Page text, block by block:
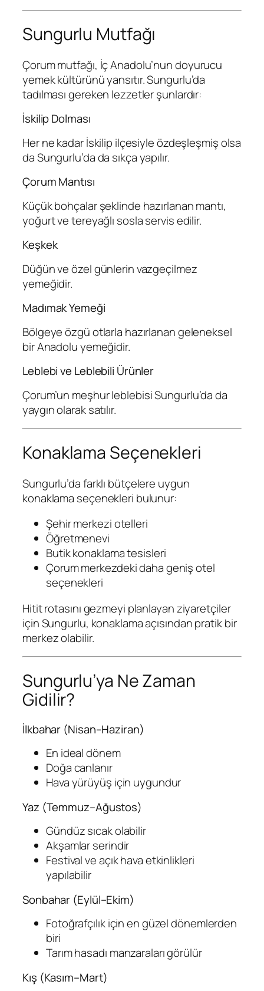
Sungurlu Mutfağı
Çorum mutfağı, İç Anadolu’nun doyurucu
yemek kültürünü yansıtır. Sungurlu’da
tadılması gereken lezzetler şunlardır:
İskilip Dolması
Her ne kadar İskilip ilçesiyle özdeşleşmiş olsa
da Sungurlu’da da sıkça yapılır.
Çorum Mantısı
Küçük bohçalar şeklinde hazırlanan mantı,
yoğurt ve tereyağlı sosla servis edilir.
Keşkek
Düğün ve özel günlerin vazgeçilmez
yemeğidir.
Madımak Yemeği
Bölgeye özgü otlarla hazırlanan geleneksel
bir Anadolu yemeğidir.
Leblebi ve Leblebili Ürünler
Çorum’un meşhur leblebisi Sungurlu’da da
yaygın olarak satılır.
Konaklama Seçenekleri
Sungurlu’da farklı bütçelere uygun
konaklama seçenekleri bulunur:
Şehir merkezi otelleri
Öğretmenevi
Butik konaklama tesisleri
Çorum merkezdeki daha geniş otel
seçenekleri
Hitit rotasını gezmeyi planlayan ziyaretçiler
için Sungurlu, konaklama açısından pratik bir
merkez olabilir.
Sungurlu’ya Ne Zaman
Gidilir?
İlkbahar (Nisan–Haziran)
En ideal dönem
Doğa canlanır
Hava yürüyüş için uygundur
Yaz (Temmuz–Ağustos)
Gündüz sıcak olabilir
Akşamlar serindir
Festival ve açık hava etkinlikleri
yapılabilir
Sonbahar (Eylül–Ekim)
Fotoğrafçılık için en güzel dönemlerden
biri
Tarım hasadı manzaraları görülür
Kış (Kasım–Mart)